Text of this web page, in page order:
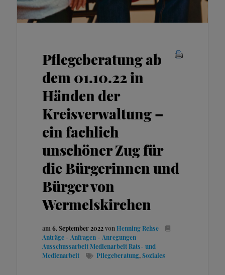
Pflegeberatung ab
dem 01.10.22 in
Händen der
Kreisverwaltung –
ein fachlich
unschöner Zug für
die Bürgerinnen und
Bürger von
Wermelskirchen
am 6. September 2022von Henning Rehse
Anträge - Anfragen - Anregungen
Ausschussarbeit Medienarbeit Rats- und
Medienarbeit
Pflegeberatung,Soziales